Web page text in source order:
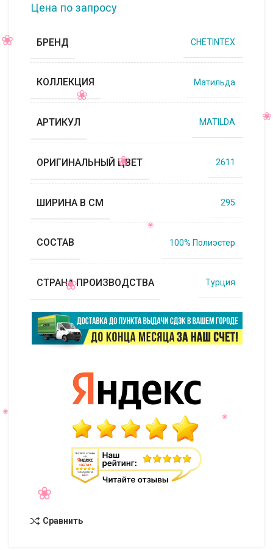
Цена по запросу
БРЕНД CHETINTEX
КОЛЛЕКЦИЯ Матильда
АРТИКУЛ MATILDA
ОРИГИНАЛЬНЫЙ ЦВЕТ 2611
ШИРИНА В СМ 295
СОСТАВ 100% Полиэстер
СТРАНА ПРОИЗВОДСТВА Турция
Сравнить